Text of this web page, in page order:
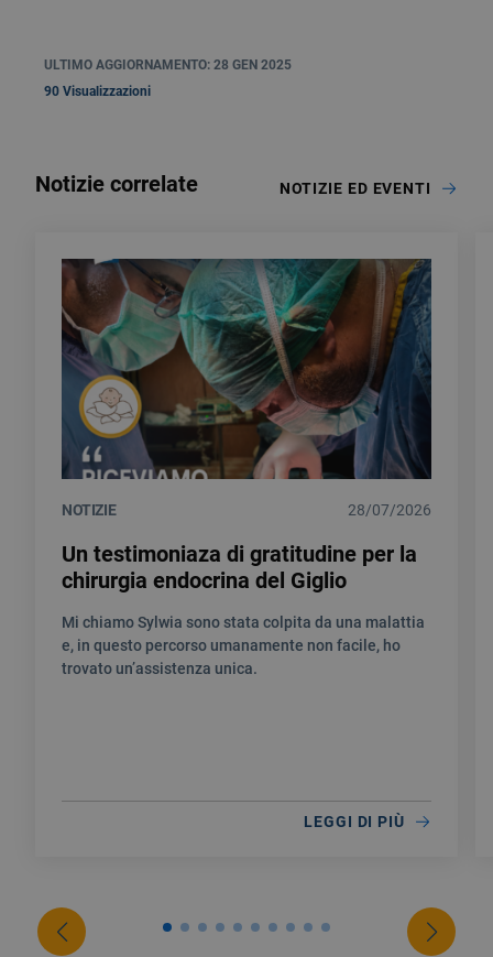
ULTIMO AGGIORNAMENTO: 28 GEN 2025
90 Visualizzazioni
Notizie correlate NOTIZIE ED EVENTI
NOTIZIE 28/07/2026
Un testimoniaza di gratitudine per la
chirurgia endocrina del Giglio
Mi chiamo Sylwia sono stata colpita da una malattia
e, in questo percorso umanamente non facile, ho
trovato un’assistenza unica.
LEGGI DI PIÙ